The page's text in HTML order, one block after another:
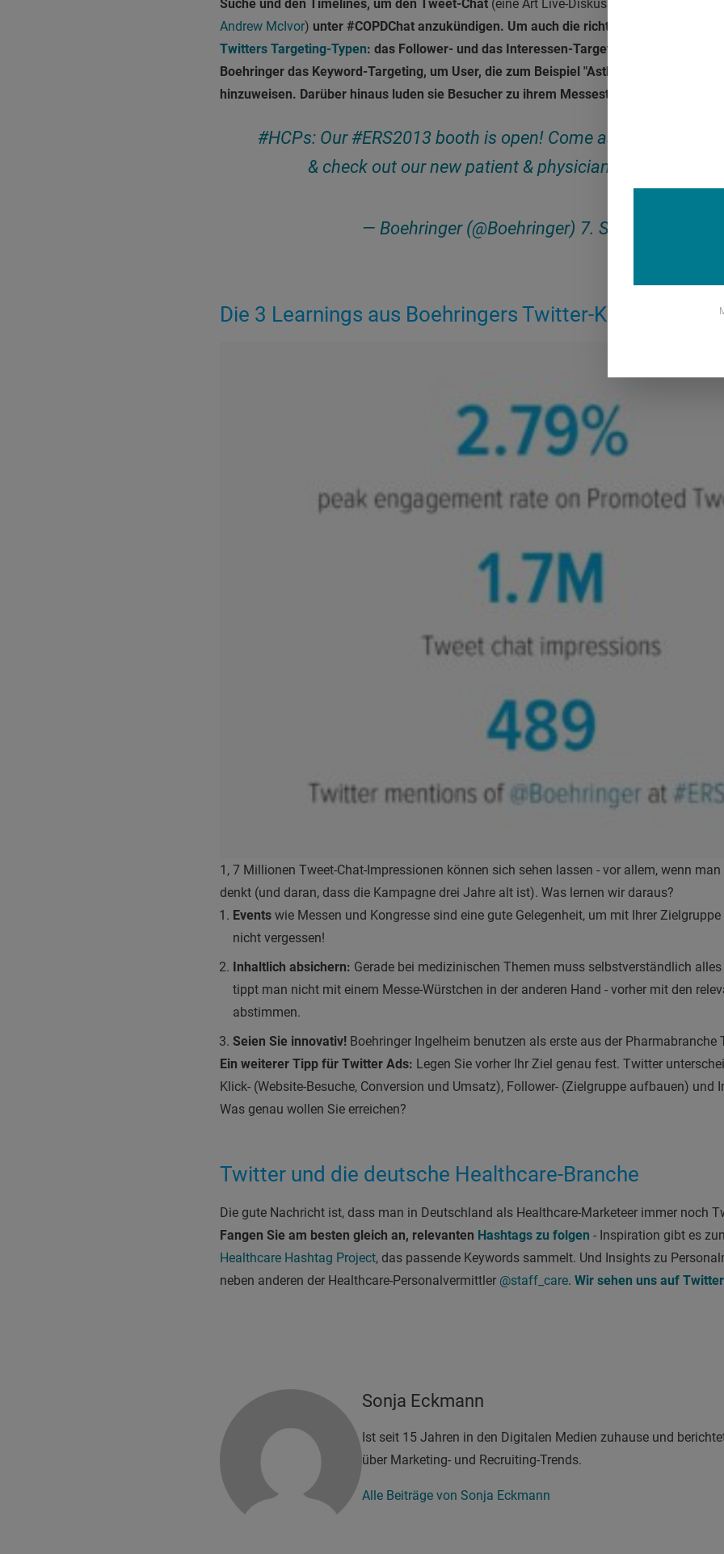
Suche und den Timelines, um den Tweet-Chat (eine Art Live-Diskussion, in diesem Fall
Andrew McIvor) unter #COPDChat anzukündigen. Um auch die richtigen User zu
Twitters Targeting-Typen: das Follower- und das Interessen-Targeting.
Boehringer das Keyword-Targeting, um User, die zum Beispiel "Asthma" getwittert
hinzuweisen. Darüber hinaus luden sie Besucher zu ihrem Messestand ein:
#HCPs: Our #ERS2013 booth is open! Come ask us some q's
& check out our new patient & physician tool Booth
— Boehringer (@Boehringer) 7. September 2013
Die 3 Learnings aus Boehringers Twitter-Kampagne
1, 7 Millionen Tweet-Chat-Impressionen können sich sehen lassen - vor allem, wenn
denkt (und daran, dass die Kampagne drei Jahre alt ist). Was lernen wir daraus?
Events wie Messen und Kongresse sind eine gute Gelegenheit, um mit Ihrer
nicht vergessen!
Inhaltlich absichern: Gerade bei medizinischen Themen muss selbstverständlich
tippt man nicht mit einem Messe-Würstchen in der anderen Hand - vorher mit den
abstimmen.
Seien Sie innovativ! Boehringer Ingelheim benutzen als erste aus der Pharmabranche
Ein weiterer Tipp für Twitter Ads: Legen Sie vorher Ihr Ziel genau fest. Twitter
Klick- (Website-Besuche, Conversion und Umsatz), Follower- (Zielgruppe aufbauen) und
Was genau wollen Sie erreichen?
Twitter und die deutsche Healthcare-Branche
Die gute Nachricht ist, dass man in Deutschland als Healthcare-Marketeer immer noch
Fangen Sie am besten gleich an, relevanten Hashtags zu folgen - Inspiration gibt es
Healthcare Hashtag Project, das passende Keywords sammelt. Und Insights zu
neben anderen der Healthcare-Personalvermittler @staff_care. Wir sehen uns auf
Sonja Eckmann
Ist seit 15 Jahren in den Digitalen Medien zuhause und
über Marketing- und Recruiting-Trends.
Alle Beiträge von Sonja Eckmann